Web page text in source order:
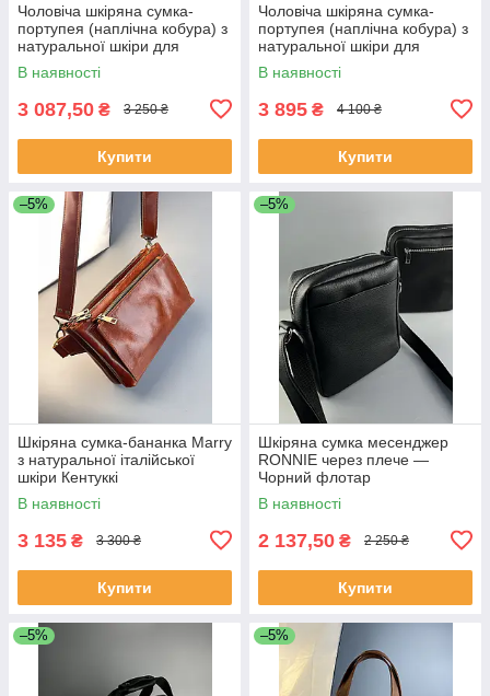
Чоловіча шкіряна сумка-
портупея (наплічна кобура) з
натуральної шкіри для
телефону, гаманця та
документів
В наявності
3 087,50 ₴ 3 250 ₴
Купити
Чоловіча шкіряна сумка-
портупея (наплічна кобура) з
натуральної шкіри для
телефону, гаманця та
документів
В наявності
3 895 ₴ 4 100 ₴
Купити
–5%
Шкіряна сумка-бананка Marry
з натуральної італійської
шкіри Кентуккі
В наявності
3 135 ₴ 3 300 ₴
Купити
–5%
Шкіряна сумка месенджер
RONNIE через плече —
Чорний флотар
В наявності
2 137,50 ₴ 2 250 ₴
Купити
–5% –5%